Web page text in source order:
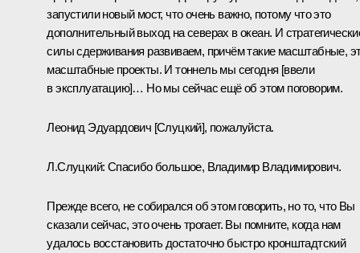
запустили новый мост, что очень важно, потому что это
дополнительный выход на северах в океан. И
силы сдерживания развиваем, причём такие масштабные,
масштабные проекты. И тоннель мы сегодня [ввели
в эксплуатацию]… Но мы сейчас ещё об этом поговорим.
Леонид Эдуардович [Слуцкий], пожалуйста.
Л.Слуцкий: Спасибо большое, Владимир Владимирович.
Прежде всего, не собирался об этом говорить, но то, что Вы
сказали сейчас, это очень трогает. Вы помните, когда нам
удалось восстановить достаточно быстро кронштадтский